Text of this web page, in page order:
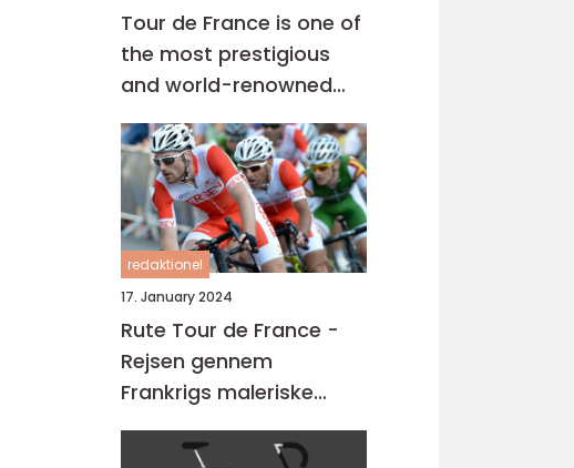
Tour de France is one of
the most prestigious
and world-renowned
cycling races that takes
place every year in July
redaktionel
17. January 2024
Rute Tour de France -
Rejsen gennem
Frankrigs maleriske
landskaber